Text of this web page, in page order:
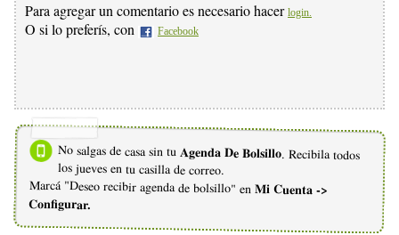
Para agregar un comentario es necesario hacer login.
O si lo preferís, con Facebook
No salgas de casa sin tu Agenda De Bolsillo. Recibila todos
los jueves en tu casilla de correo.
Marcá "Deseo recibir agenda de bolsillo" en Mi Cuenta ->
Configurar.